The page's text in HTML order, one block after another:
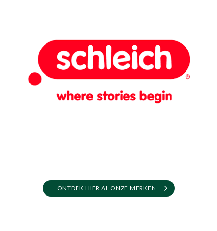
ONTDEK HIER AL ONZE MERKEN